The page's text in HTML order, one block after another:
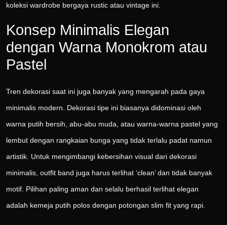
koleksi wardrobe bergaya rustic atau vintage ini.
Konsep Minimalis Elegan
dengan Warna Monokrom atau
Pastel
Tren dekorasi saat ini juga banyak yang mengarah pada gaya
minimalis modern. Dekorasi tipe ini biasanya didominasi oleh
warna putih bersih, abu-abu muda, atau warna-warna pastel yang
lembut dengan rangkaian bunga yang tidak terlalu padat namun
artistik. Untuk mengimbangi kebersihan visual dari dekorasi
minimalis, outfit band juga harus terlihat ‘clean’ dan tidak banyak
motif. Pilihan paling aman dan selalu berhasil terlihat elegan
adalah kemeja putih polos dengan potongan slim fit yang rapi.